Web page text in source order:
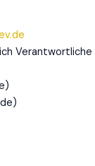
Verantwortliche